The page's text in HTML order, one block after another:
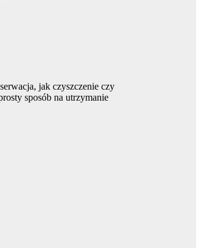
jak czyszczenie czy
sposób na utrzymanie